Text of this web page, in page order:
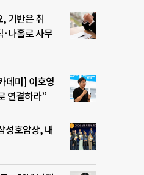
기반은 취
나홀로 사무
데미] 이호영
연결하라”
성호암상, 내